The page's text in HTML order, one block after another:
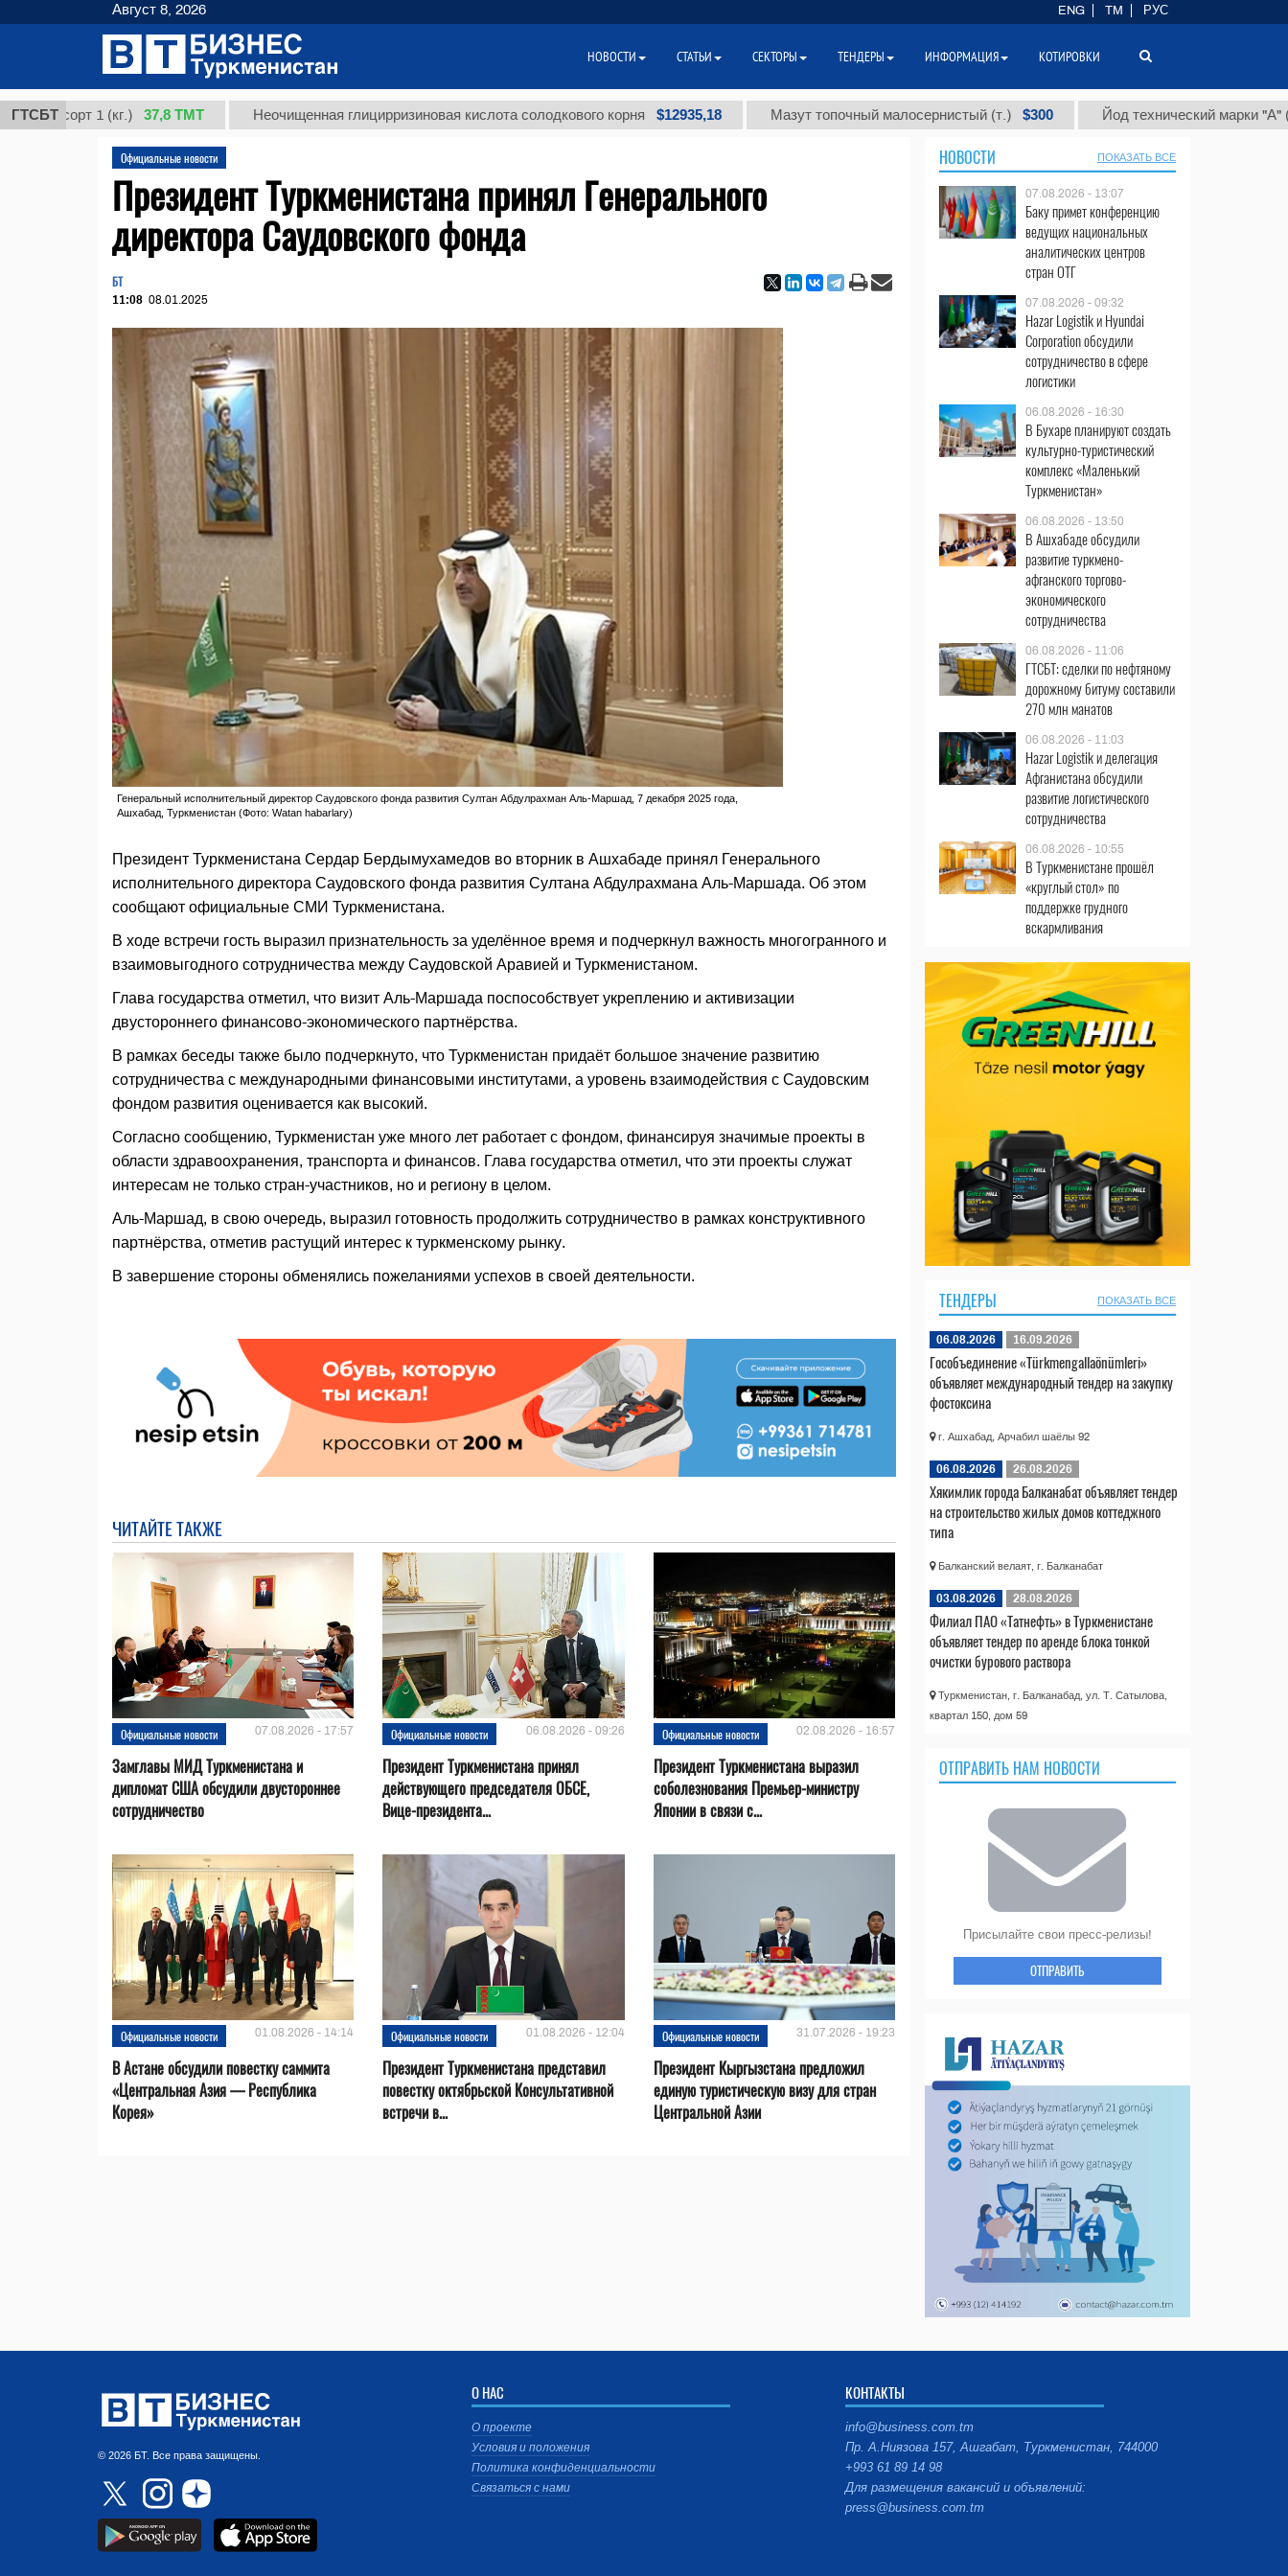
ГТСБТ
сорт 1 (кг.) 37,8 ТМТ Неочищенная глицирризиновая кислота солодкового корня $12935,18 Мазут топочный малосернистый (т.) $300 Йод технический марки "А" (т.)
Официальные новости
Президент Туркменистана принял Генерального
директора Саудовского фонда
БТ
11:08 08.01.2025
Генеральный исполнительный директор Саудовского фонда развития Султан Абдулрахман Аль-Маршад, 7 декабря 2025 года,
Ашхабад, Туркменистан (Фото: Watan habarlary)
Президент Туркменистана Сердар Бердымухамедов во вторник в Ашхабаде принял Генерального
исполнительного директора Саудовского фонда развития Султана Абдулрахмана Аль-Маршада. Об этом
сообщают официальные СМИ Туркменистана.
В ходе встречи гость выразил признательность за уделённое время и подчеркнул важность многогранного и
взаимовыгодного сотрудничества между Саудовской Аравией и Туркменистаном.
Глава государства отметил, что визит Аль-Маршада поспособствует укреплению и активизации
двустороннего финансово-экономического партнёрства.
В рамках беседы также было подчеркнуто, что Туркменистан придаёт большое значение развитию
сотрудничества с международными финансовыми институтами, а уровень взаимодействия с Саудовским
фондом развития оценивается как высокий.
Согласно сообщению, Туркменистан уже много лет работает с фондом, финансируя значимые проекты в
области здравоохранения, транспорта и финансов. Глава государства отметил, что эти проекты служат
интересам не только стран-участников, но и региону в целом.
Аль-Маршад, в свою очередь, выразил готовность продолжить сотрудничество в рамках конструктивного
партнёрства, отметив растущий интерес к туркменскому рынку.
В завершение стороны обменялись пожеланиями успехов в своей деятельности.
ЧИТАЙТЕ ТАКЖЕ
Официальные новости 07.08.2026 - 17:57
Замглавы МИД Туркменистана и
дипломат США обсудили двустороннее
сотрудничество
Официальные новости 06.08.2026 - 09:26
Президент Туркменистана принял
действующего председателя ОБСЕ,
Вице-президента...
Официальные новости 02.08.2026 - 16:57
Президент Туркменистана выразил
соболезнования Премьер-министру
Японии в связи с...
Официальные новости 01.08.2026 - 14:14
В Астане обсудили повестку саммита
«Центральная Азия — Республика
Корея»
Официальные новости 01.08.2026 - 12:04
Президент Туркменистана представил
повестку октябрьской Консультативной
встречи в...
Официальные новости 31.07.2026 - 19:23
Президент Кыргызстана предложил
единую туристическую визу для стран
Центральной Азии
НОВОСТИ ПОКАЗАТЬ ВСЕ
07.08.2026 - 13:07
Баку примет конференцию
ведущих национальных
аналитических центров
стран ОТГ
07.08.2026 - 09:32
Hazar Logistik и Hyundai
Corporation обсудили
сотрудничество в сфере
логистики
06.08.2026 - 16:30
В Бухаре планируют создать
культурно-туристический
комплекс «Маленький
Туркменистан»
06.08.2026 - 13:50
В Ашхабаде обсудили
развитие туркмено-
афганского торгово-
экономического
сотрудничества
06.08.2026 - 11:06
ГТСБТ: сделки по нефтяному
дорожному битуму составили
270 млн манатов
06.08.2026 - 11:03
Hazar Logistik и делегация
Афганистана обсудили
развитие логистического
сотрудничества
06.08.2026 - 10:55
В Туркменистане прошёл
«круглый стол» по
поддержке грудного
вскармливания
ТЕНДЕРЫ ПОКАЗАТЬ ВСЕ
06.08.2026 16.09.2026
Гособъединение «Türkmengallaönümleri»
объявляет международный тендер на закупку
фостоксина
г. Ашхабад, Арчабил шаёлы 92
06.08.2026 26.08.2026
Хякимлик города Балканабат объявляет тендер
на строительство жилых домов коттеджного
типа
Балканский велаят, г. Балканабат
03.08.2026 28.08.2026
Филиал ПАО «Татнефть» в Туркменистане
объявляет тендер по аренде блока тонкой
очистки бурового раствора
Туркменистан, г. Балканабад, ул. Т. Сатылова,
квартал 150, дом 59
ОТПРАВИТЬ НАМ НОВОСТИ
Присылайте свои пресс-релизы!
ОТПРАВИТЬ
© 2026 БТ. Все права защищены.
О НАС
О проекте
Условия и положения
Политика конфиденциальности
Связаться с нами
КОНТАКТЫ
info@business.com.tm
Пр. А.Ниязова 157, Ашгабат, Туркменистан, 744000
+993 61 89 14 98
Для размещения вакансий и объявлений:
press@business.com.tm
Август 8, 2026 ENG TM РУС
НОВОСТИ СТАТЬИ СЕКТОРЫ ТЕНДЕРЫ ИНФОРМАЦИЯ КОТИРОВКИ